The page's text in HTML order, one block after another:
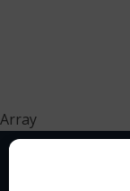
Array